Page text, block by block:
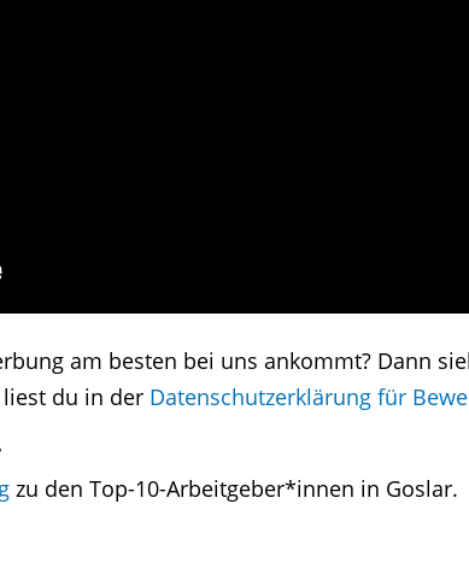
am besten bei uns ankommt? Dann
du in der Datenschutzerklärung für
zu den Top-10-Arbeitgeber*innen in Goslar.